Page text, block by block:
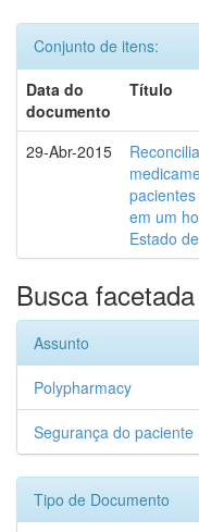
Conjunto de itens:
Data do
documento
Título
29-Abr-2015
em um
Estado
Busca facetada
Assunto
Polypharmacy
Segurança do paciente
Tipo de Documento